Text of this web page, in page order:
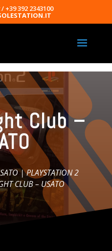
+39 392 2343100
Club –
|PLAYSTATION 2
CLUB – USATO